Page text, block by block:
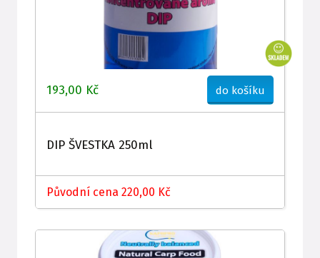
193,00 Kč do košíku
DIP ŠVESTKA 250ml
Původní cena 220,00 Kč